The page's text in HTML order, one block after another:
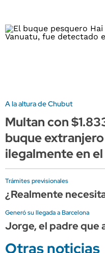
A la altura de Chubut
Multan con
buque
ilegalmente en
Trámites previsionales
¿Realmente
Generó su llegada a Barcelona
Jorge, el padre que
Otras noticias